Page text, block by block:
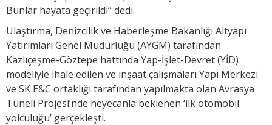
Bunlar hayata geçirildi” dedi.
Ulaştırma, Denizcilik ve Haberleşme Bakanlığı Altyapı
Yatırımları Genel Müdürlüğü (AYGM) tarafından
Kazlıçeşme-Göztepe hattında Yap-İşlet-Devret (YİD)
modeliyle ihale edilen ve inşaat çalışmaları Yapı Merkezi
ve SK E&C ortaklığı tarafından yapılmakta olan Avrasya
Tüneli Projesi’nde heyecanla beklenen ‘ilk otomobil
yolculuğu’ gerçekleşti.